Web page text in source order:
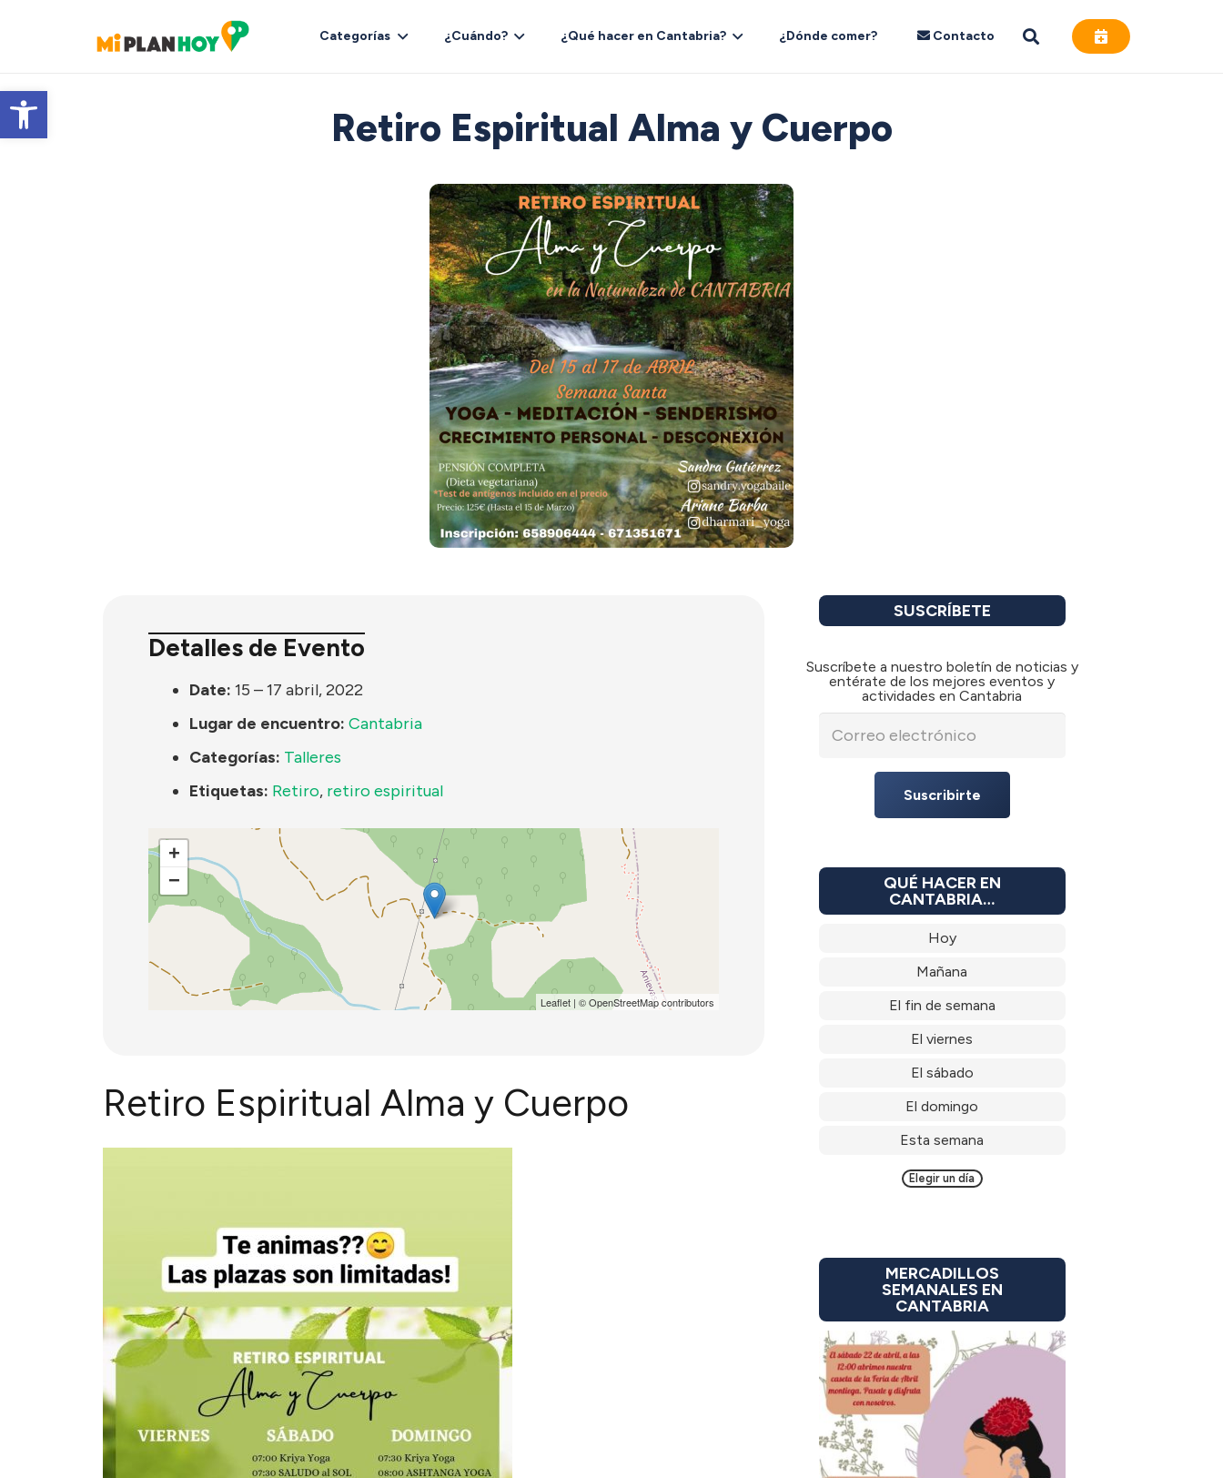
Abrir barra de herramientas
Categorías ¿Cuándo? ¿Qué hacer en Cantabria? ¿Dónde comer? Contacto
Retiro Espiritual Alma y Cuerpo
Detalles de Evento
Date: 15 –17 abril, 2022
Lugar de encuentro: Cantabria
Categorías: Talleres
Etiquetas: Retiro, retiro espiritual
+
−
Leaflet| ©OpenStreetMapcontributors
Retiro Espiritual Alma y Cuerpo
SUSCRÍBETE
Suscríbete a nuestro boletín de noticias y
entérate de los mejores eventos y
actividades en Cantabria
Suscribirte
QUÉ HACER EN
CANTABRIA…
Hoy
Mañana
El fin de semana
El viernes
El sábado
El domingo
Esta semana
Elegir un día
MERCADILLOS
SEMANALES EN
CANTABRIA